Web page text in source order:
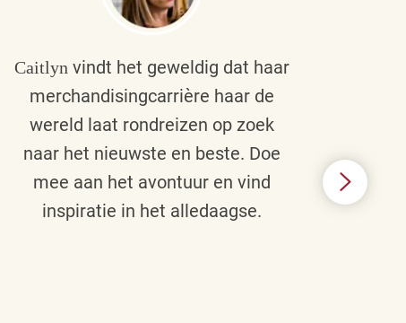
Caitlyn vindt het geweldig dat haar
merchandisingcarrière haar de
wereld laat rondreizen op zoek
naar het nieuwste en beste. Doe
mee aan het avontuur en vind
inspiratie in het alledaagse.